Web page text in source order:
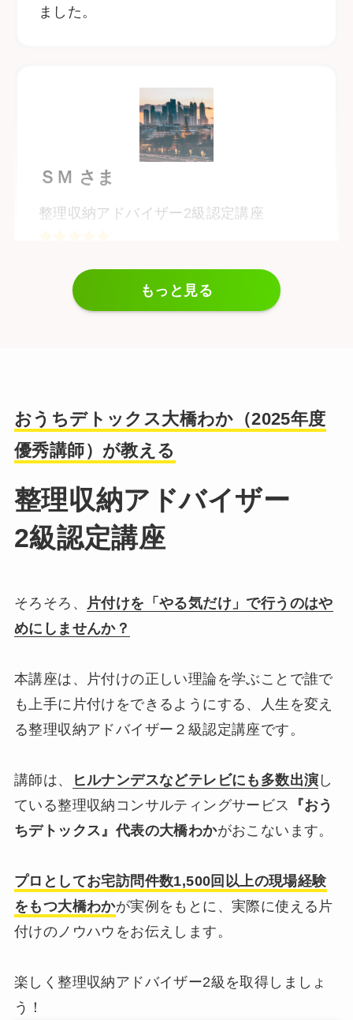
ました。
ＳＭ さま
整理収納アドバイザー2級認定講座
片付けの手順や使いやすさを考えて収納す
る方法を知ることができて良かったです。
お時間をいただきありがとうございまし
た！
ＹＭ さま
たくさんの情報量と理論が難しかったので
実践できるか不安ですが、復習しながら整
理収納をがんばってみたいと思いました。
講座は丁寧に分かりやすく説明して下さり
いました。
もっと見る
おうちデトックス大橋わか（2025年度
優秀講師）が教える
整理収納アドバイザー
2級認定講座
そろそろ、
片付けを「やる気だけ」で行うのはや
めにしませんか？
本講座は、片付けの正しい理論を学ぶことで誰で
も上手に片付けをできるようにする、人生を変え
る整理収納アドバイザー２級認定講座です。
講師は、 ヒルナンデスなどテレビにも多数出演 し
ている整理収納コンサルティングサービス
『おう
ちデトックス』代表の大橋わかがおこないます。
プロとしてお宅訪問件数1,500回以上の現場経験
をもつ大橋わかが実例をもとに、実際に使える片
付けのノウハウをお伝えします。
楽しく整理収納アドバイザー2級を取得しましょ
う！